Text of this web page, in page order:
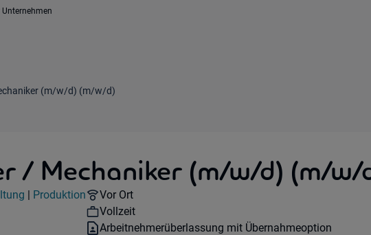
Unternehmen
(m/w/d) (m/w/d)
/ Mechaniker (m/w/d) (m/w/
|
Industry:
Produktion
Remote Option:
Vor Ort
Workhours:
Vollzeit
Vertragsart:
Arbeitnehmerüberlassung mit Übernahmeoption